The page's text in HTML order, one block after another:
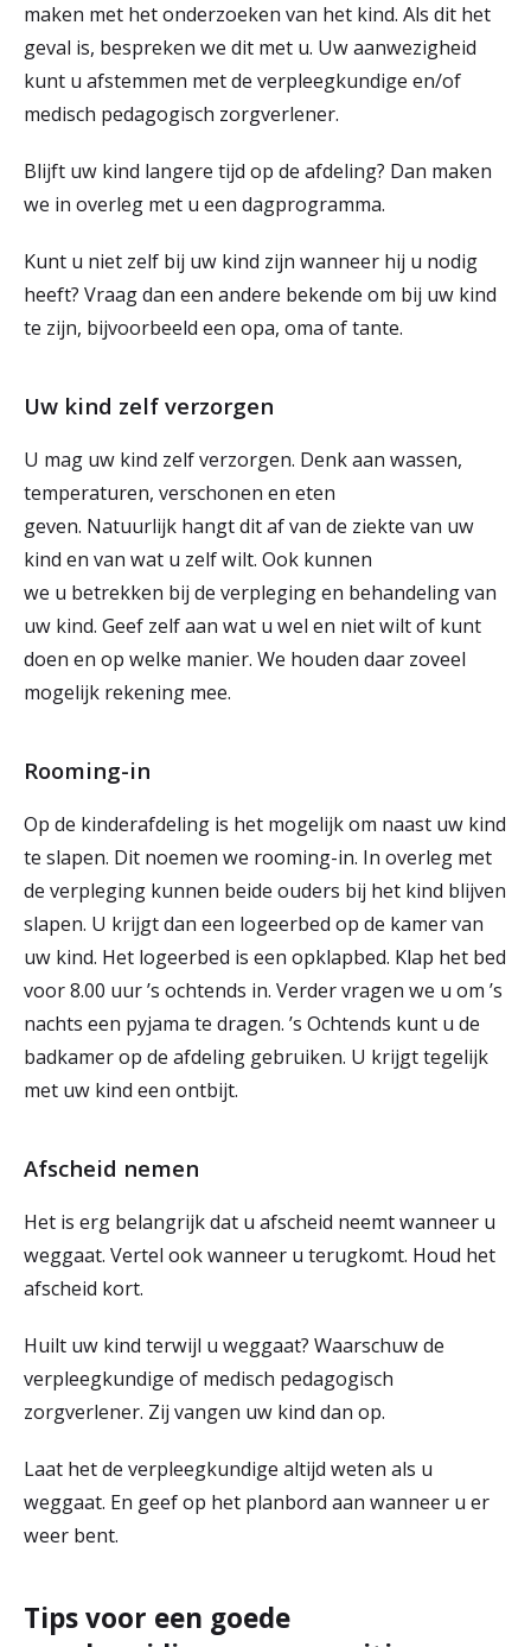
maken met het onderzoeken van het kind. Als dit het
geval is, bespreken we dit met u. Uw aanwezigheid
kunt u afstemmen met de verpleegkundige en/of
medisch pedagogisch zorgverlener.
Blijft uw kind langere tijd op de afdeling? Dan maken
we in overleg met u een dagprogramma.
Kunt u niet zelf bij uw kind zijn wanneer hij u nodig
heeft? Vraag dan een andere bekende om bij uw kind
te zijn, bijvoorbeeld een opa, oma of tante.
Uw kind zelf verzorgen
U mag uw kind zelf verzorgen. Denk aan wassen,
temperaturen, verschonen en eten
geven. Natuurlijk hangt dit af van de ziekte van uw
kind en van wat u zelf wilt. Ook kunnen
we u betrekken bij de verpleging en behandeling van
uw kind. Geef zelf aan wat u wel en niet wilt of kunt
doen en op welke manier. We houden daar zoveel
mogelijk rekening mee.
Rooming-in
Op de kinderafdeling is het mogelijk om naast uw kind
te slapen. Dit noemen we rooming-in. In overleg met
de verpleging kunnen beide ouders bij het kind blijven
slapen. U krijgt dan een logeerbed op de kamer van
uw kind. Het logeerbed is een opklapbed. Klap het bed
voor 8.00 uur ’s ochtends in. Verder vragen we u om ’s
nachts een pyjama te dragen. ’s Ochtends kunt u de
badkamer op de afdeling gebruiken. U krijgt tegelijk
met uw kind een ontbijt.
Afscheid nemen
Het is erg belangrijk dat u afscheid neemt wanneer u
weggaat. Vertel ook wanneer u terugkomt. Houd het
afscheid kort.
Huilt uw kind terwijl u weggaat? Waarschuw de
verpleegkundige of medisch pedagogisch
zorgverlener. Zij vangen uw kind dan op.
Laat het de verpleegkundige altijd weten als u
weggaat. En geef op het planbord aan wanneer u er
weer bent.
Tips voor een goede